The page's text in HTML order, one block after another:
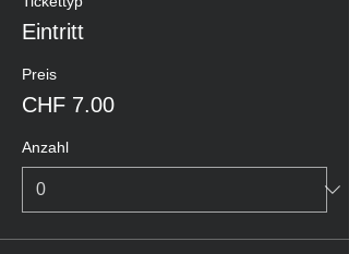
Eintritt
Preis
CHF 7.00
Anzahl